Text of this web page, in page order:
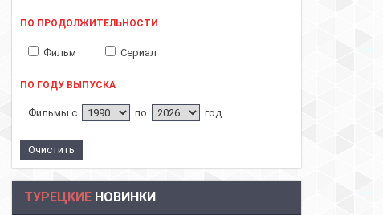
ПО ПРОДОЛЖИТЕЛЬНОСТИ
Фильм Сериал
ПО ГОДУ ВЫПУСКА
Фильмы с по год
ТУРЕЦКИЕ НОВИНКИ